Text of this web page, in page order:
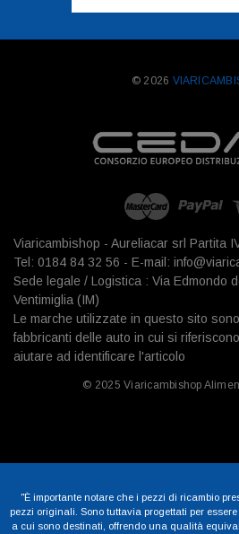
mail
© 2026
Viaricambishop - Aureliacar srl Partita
Tel: 0184 84 32 56 - E-mail:
Sede legale / Logistica : Via Edmondo
Ventimiglia (IM)
Le marche utilizzate in questo sito
fabbricanti delle auto in cui si
aiutare ad identificare l'articolo
© 2025 Viaricambishop
"È importante notare che i pezzi di ricambio
pezzi originali. Sono tuttavia progettati per
a cui sono destinati, offrendo una qualità